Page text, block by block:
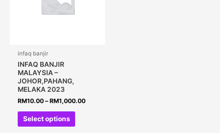
infaq banjir
INFAQ BANJIR
MALAYSIA –
JOHOR,PAHANG,
MELAKA 2023
RM10.00 –RM1,000.00
Select options